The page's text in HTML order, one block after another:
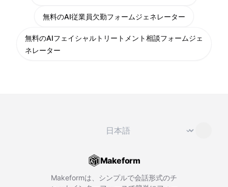
無料のAI従業員欠勤フォームジェネレーター
無料のAIフェイシャルトリートメント相談フォームジェ
ネレーター
言語を変更 ⌄
Makeform
Makeformは、シンプルで会話形式のチ